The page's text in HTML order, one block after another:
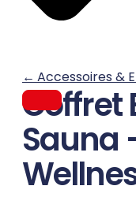
← Accessoires &
Coffret
Sauna